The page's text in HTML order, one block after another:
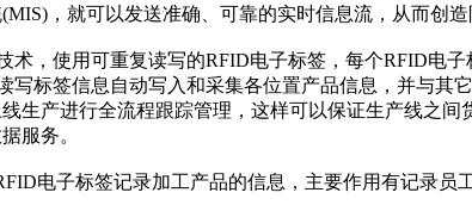
，就可以发送准确、可靠的实时信息流，从而创
，使用可重复读写的RFID电子标签，每个RFID电
标签信息自动写入和采集各位置产品信息，并与其
生产进行全流程跟踪管理，这样可以保证生产线之
服务。
电子标签记录加工产品的信息，主要作用有记录员